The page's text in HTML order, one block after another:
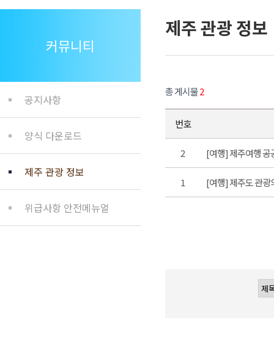
제주 관광 정보
커뮤니티
공지사항
양식 다운로드
제주 관광 정보
위급사항 안전메뉴얼
총 게시물2
번호
2 [여행] 제주여행
1 [여행] 제주도 관광